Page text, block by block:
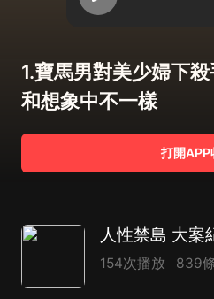
1.寶馬男對美少婦下
和想象中不一樣
打開APP
154次播放 839